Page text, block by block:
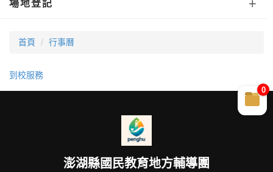
場地登記
0
首頁 行事曆
到校服務
澎湖縣國民教育地方輔導團